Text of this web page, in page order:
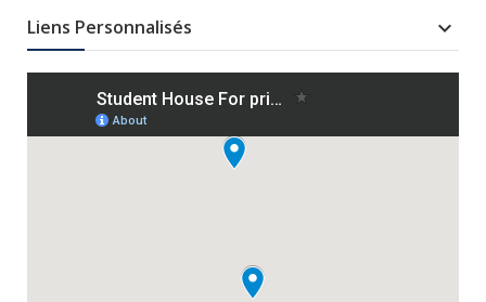
Liens Personnalisés 